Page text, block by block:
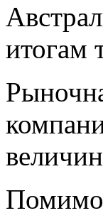
итогам
Помимо